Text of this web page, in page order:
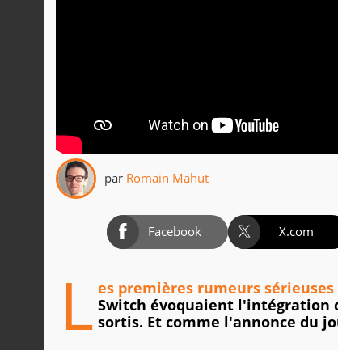
par Romain Mahut
Facebook X.com
L es premières rumeurs sérieuses
Switch évoquaient l'intégration
sortis. Et comme l'annonce du